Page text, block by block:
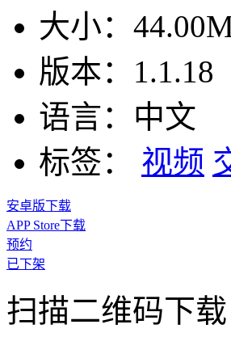
大小：
版本： 1.1.18
语言： 中文
标签：
视频
安卓版下载
APP Store下载
预约
已下架
扫描二维码下载